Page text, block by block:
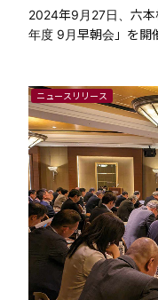
2024年9月27日、六
年度 9月早朝会」を開
ニュースリリース